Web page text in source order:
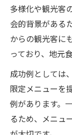
多様化や観光客
会的背景がある
からの観光客に
っており、地元
成功例としては
限定メニューを
例があります。
るため、メニュ